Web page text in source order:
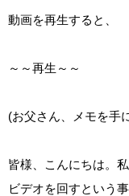
動画を再生すると、
～～再生～～
(お父さん、メモを手
皆様、こんにちは。
ビデオを回すという